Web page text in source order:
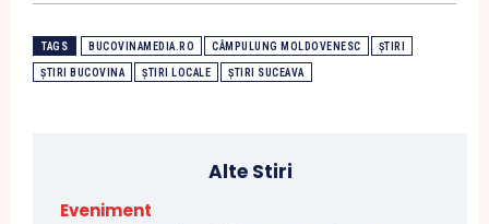
TAGS BUCOVINAMEDIA.RO CÂMPULUNG MOLDOVENESC ȘTIRI
ȘTIRI BUCOVINA ȘTIRI LOCALE ȘTIRI SUCEAVA
Alte Stiri
Eveniment